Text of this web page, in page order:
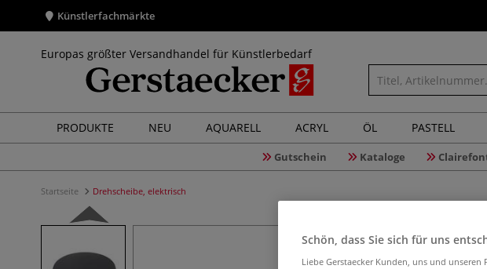
Künstlerfachmärkte
Europas größter Versandhandel für Künstlerbedarf
PRODUKTE NEU AQUARELL ACRYL ÖL PASTELL
Gutschein Kataloge
Startseite Drehscheibe, elektrisch
Schön, dass Sie sich für uns
Liebe Gerstaecker Kunden, uns und